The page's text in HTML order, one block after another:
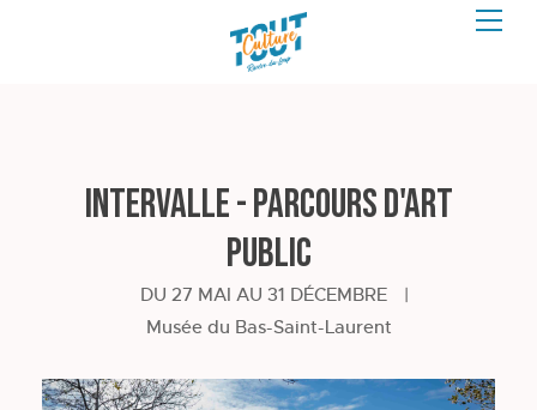
Intervalle - Parcours d'art
public
DU 27 MAI AU 31 DÉCEMBRE
|
Musée du Bas-Saint-Laurent